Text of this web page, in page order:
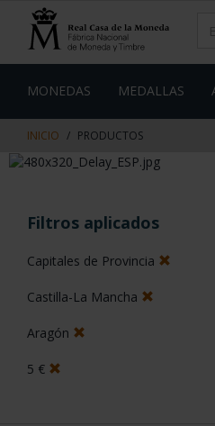
contenido
de
MONEDAS MEDALLAS
INICIO PRODUCTOS
Filtros aplicados
Capitales de Provincia
Castilla-La Mancha
Aragón
5 €